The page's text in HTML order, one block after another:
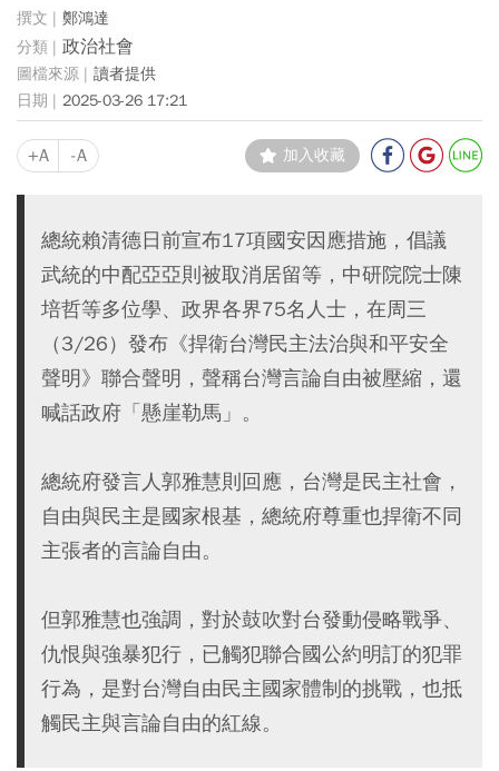
鄭鴻達
政治社會
讀者提供
2025-03-26 17:21
+A -A 加入收藏
總統賴清德日前宣布17項國安因應措施，倡議
武統的中配亞亞則被取消居留等，中研院院士陳
培哲等多位學、政界各界75名人士，在周三
（3/26）發布《捍衛台灣民主法治與和平安全
聲明》聯合聲明，聲稱台灣言論自由被壓縮，還
喊話政府「懸崖勒馬」。
總統府發言人郭雅慧則回應，台灣是民主社會，
自由與民主是國家根基，總統府尊重也捍衛不同
主張者的言論自由。
但郭雅慧也強調，對於鼓吹對台發動侵略戰爭、
仇恨與強暴犯行，已觸犯聯合國公約明訂的犯罪
行為，是對台灣自由民主國家體制的挑戰，也抵
觸民主與言論自由的紅線。